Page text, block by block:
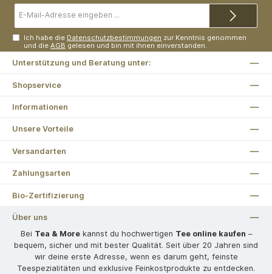
Mail-
Ich habe die Datenschutzbestimmungen zur Kenntnis genommen
und dieAGB gelesen und bin mit ihnen einverstanden.
Unterstützung und Beratung unter:
Shopservice
Informationen
Unsere Vorteile
Versandarten
Zahlungsarten
Bio-Zertifizierung
Über uns
Bei Tea & Morekannst du hochwertigen Tee online kaufen –
bequem, sicher und mit bester Qualität. Seit über 20 Jahren sind
wir deine erste Adresse, wenn es darum geht, feinste
Teespezialitäten und exklusive Feinkostprodukte zu entdecken.